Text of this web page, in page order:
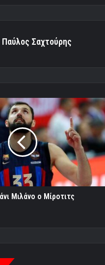
Παύλος Σαχτούρης
Μιλάνο ο Μίροτιτς